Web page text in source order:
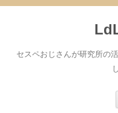
へ
ス
セスペおじさんが研究所の